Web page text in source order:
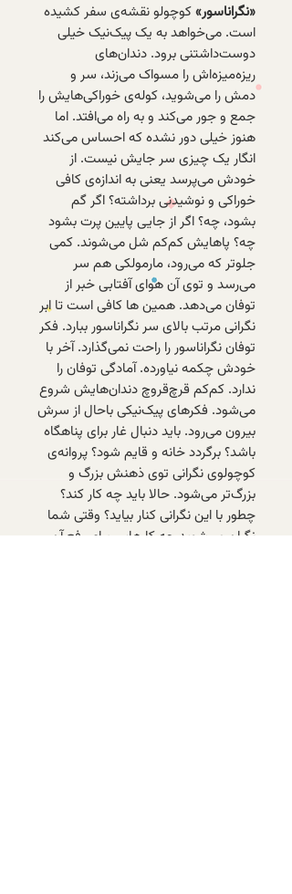
«نگراناسور»کوچولو نقشه‌ی سفر کشیده
است. می‌خواهد به یک پیک‌نیک خیلی
دوست‌داشتنی برود. دندان‌های
ریزه‌میزه‌اش را مسواک می‌زند، سر و
دمش را می‌شوید، کوله‌ی خوراکی‌هایش را
جمع و جور می‌کند و به راه می‌افتد. اما
هنوز خیلی دور نشده که احساس می‌کند
انگار یک چیزی سر جایش نیست. از
خودش می‌پرسد یعنی به اندازه‌ی کافی
خوراکی و نوشیدنی برداشته؟ اگر گم
بشود، چه؟ اگر از جایی پایین پرت بشود
چه؟ پاهایش کم‌کم شل می‌شوند. کمی
جلوتر که می‌رود، مارمولکی هم سر
می‌رسد و توی آن هوای آفتابی خبر از
توفان می‌دهد. همین‌ ها کافی است تا ابر
نگرانی مرتب بالای سر نگراناسور ببارد. فکر
توفان نگراناسور را راحت نمی‌گذارد. آخر با
خودش چکمه نیاورده. آمادگی توفان را
ندارد. کم‌کم قرچ‌قروچ دندان‌هایش شروع
می‌شود. فکرهای پیک‌نیکی باحال از سرش
بیرون می‌رود. باید دنبال غار برای پناهگاه
باشد؟ برگردد خانه و قایم شود؟ پروانه‌ی
کوچولوی نگرانی توی ذهنش بزرگ و
بزرگ‌تر می‌شود. حالا باید چه کار کند؟
چطور با این نگرانی کنار بیاید؟ وقتی شما
نگران می‌شوید چه کارهایی برای رفع آن